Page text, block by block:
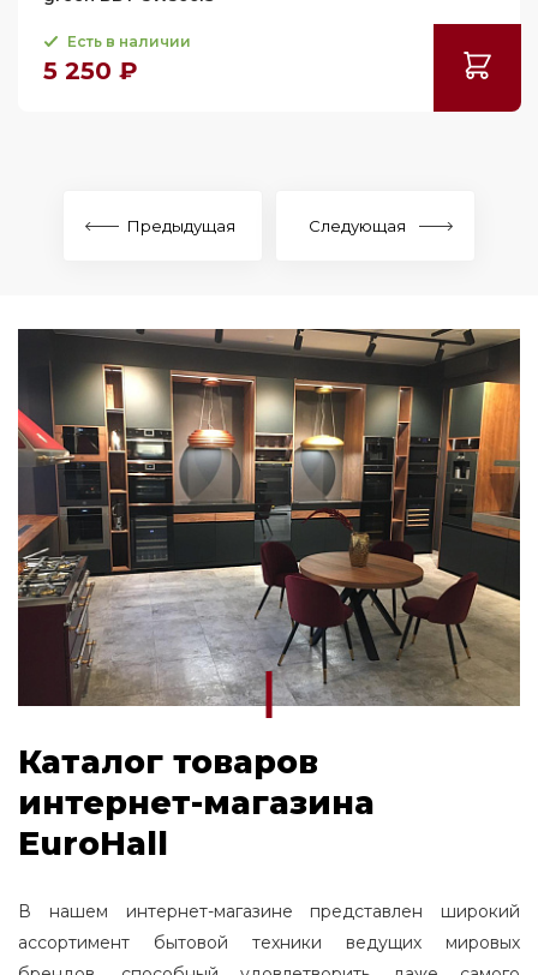
Есть в наличии
5 250 ₽
Предыдущая Следующая
Каталог товаров
интернет-магазина
EuroHall
В нашем интернет-магазине представлен широкий
ассортимент бытовой техники ведущих мировых